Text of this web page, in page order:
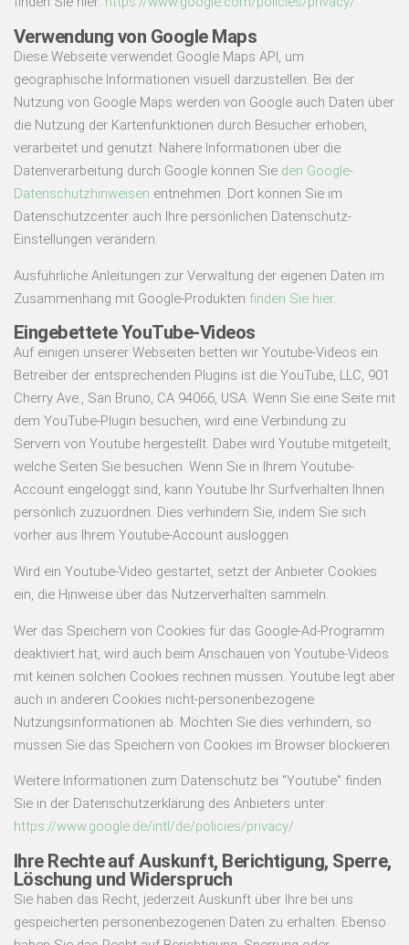
Verwendung von Google Maps
Diese Webseite verwendet Google Maps API, um
geographische Informationen visuell darzustellen. Bei der
Nutzung von Google Maps werden von Google auch Daten über
die Nutzung der Kartenfunktionen durch Besucher erhoben,
verarbeitet und genutzt. Nähere Informationen über die
Datenverarbeitung durch Google können Sie den Google-
Datenschutzhinweisen entnehmen. Dort können Sie im
Datenschutzcenter auch Ihre persönlichen Datenschutz-
Einstellungen verändern.
Ausführliche Anleitungen zur Verwaltung der eigenen Daten im
Zusammenhang mit Google-Produkten finden Sie hier.
Eingebettete YouTube-Videos
Auf einigen unserer Webseiten betten wir Youtube-Videos ein.
Betreiber der entsprechenden Plugins ist die YouTube, LLC, 901
Cherry Ave., San Bruno, CA 94066, USA. Wenn Sie eine Seite mit
dem YouTube-Plugin besuchen, wird eine Verbindung zu
Servern von Youtube hergestellt. Dabei wird Youtube mitgeteilt,
welche Seiten Sie besuchen. Wenn Sie in Ihrem Youtube-
Account eingeloggt sind, kann Youtube Ihr Surfverhalten Ihnen
persönlich zuzuordnen. Dies verhindern Sie, indem Sie sich
vorher aus Ihrem Youtube-Account ausloggen.
Wird ein Youtube-Video gestartet, setzt der Anbieter Cookies
ein, die Hinweise über das Nutzerverhalten sammeln.
Wer das Speichern von Cookies für das Google-Ad-Programm
deaktiviert hat, wird auch beim Anschauen von Youtube-Videos
mit keinen solchen Cookies rechnen müssen. Youtube legt aber
auch in anderen Cookies nicht-personenbezogene
Nutzungsinformationen ab. Möchten Sie dies verhindern, so
müssen Sie das Speichern von Cookies im Browser blockieren.
Weitere Informationen zum Datenschutz bei "Youtube" finden
Sie in der Datenschutzerklärung des Anbieters unter:
https://www.google.de/intl/de/policies/privacy/
Ihre Rechte auf Auskunft, Berichtigung, Sperre,
Löschung und Widerspruch
Sie haben das Recht, jederzeit Auskunft über Ihre bei uns
gespeicherten personenbezogenen Daten zu erhalten. Ebenso